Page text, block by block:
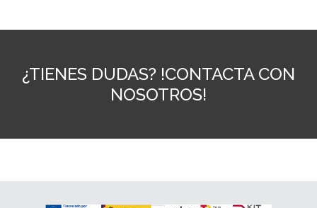
¿TIENES DUDAS? !CONTACTA CON
NOSOTROS!